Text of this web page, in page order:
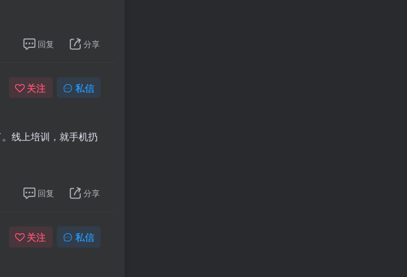
回复 分享
关注 私信
线上培训，就手机扔
回复 分享
关注 私信